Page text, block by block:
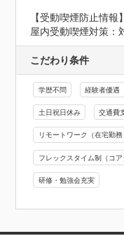
【受動喫煙防止情報】
屋内受動喫煙対策：
こだわり条件
学歴不問 経験者優遇
土日祝日休み 交通費
リモートワーク（在宅勤務
フレックスタイム制（コア
研修・勉強会充実